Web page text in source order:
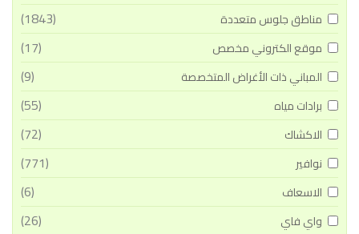
مناطق جلوس متعددة (1843)
موقع الكتروني مخصص (17)
المباني ذات الأغراض المتخصصة (9)
برادات مياه (55)
الاكشاك (72)
نوافير (771)
الاسعاف (6)
واي فاي (26)